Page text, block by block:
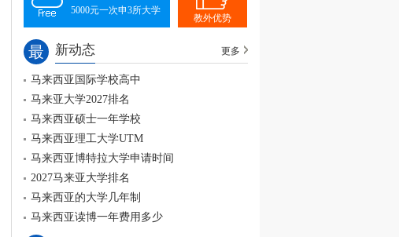
5000元一次申3所大学
教外优势
最 新动态 更多
马来西亚国际学校高中
马来亚大学2027排名
马来西亚硕士一年学校
马来西亚理工大学UTM
马来西亚博特拉大学申请时间
2027马来亚大学排名
马来西亚的大学几年制
马来西亚读博一年费用多少